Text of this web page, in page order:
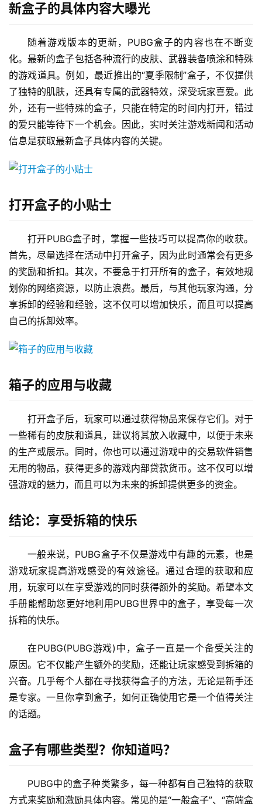
新盒子的具体内容大曝光
随着游戏版本的更新，PUBG盒子的内容也在不断变
化。最新的盒子包括各种流行的皮肤、武器装备喷涂和特殊
的游戏道具。例如，最近推出的“夏季限制”盒子，不仅提供
了独特的肌肤，还具有专属的武器特效，深受玩家喜爱。此
外，还有一些特殊的盒子，只能在特定的时间内打开，错过
的爱只能等待下一个机会。因此，实时关注游戏新闻和活动
信息是获取最新盒子具体内容的关键。
打开盒子的小贴士
打开PUBG盒子时，掌握一些技巧可以提高你的收获。
首先，尽量选择在活动中打开盒子，因为此时通常会有更多
的奖励和折扣。其次，不要急于打开所有的盒子，有效地规
划你的网络资源，以防止浪费。最后，与其他玩家沟通，分
享拆卸的经验和经验，这不仅可以增加快乐，而且可以提高
自己的拆卸效率。
箱子的应用与收藏
打开盒子后，玩家可以通过获得物品来保存它们。对于
一些稀有的皮肤和道具，建议将其放入收藏中，以便于未来
的生产或展示。同时，你也可以通过游戏中的交易软件销售
无用的物品，获得更多的游戏内部贷款货币。这不仅可以增
强游戏的魅力，而且可以为未来的拆卸提供更多的资金。
结论：享受拆箱的快乐
一般来说，PUBG盒子不仅是游戏中有趣的元素，也是
游戏玩家提高游戏感受的有效途径。通过合理的获取和应
用，玩家可以在享受游戏的同时获得额外的奖励。希望本文
手册能帮助您更好地利用PUBG世界中的盒子，享受每一次
拆箱的快乐。
在PUBG(PUBG游戏)中，盒子一直是一个备受关注的
原因。它不仅能产生额外的奖励，还能让玩家感受到拆箱的
兴奋。几乎每个人都在寻找获得盒子的方法，无论是新手还
是专家。一旦你拿到盒子，如何正确使用它是一个值得关注
的话题。
盒子有哪些类型？你知道吗？
PUBG中的盒子种类繁多，每一种都有自己独特的获取
方式来奖励和激励具体内容。常见的是“一般盒子”、“高端盒